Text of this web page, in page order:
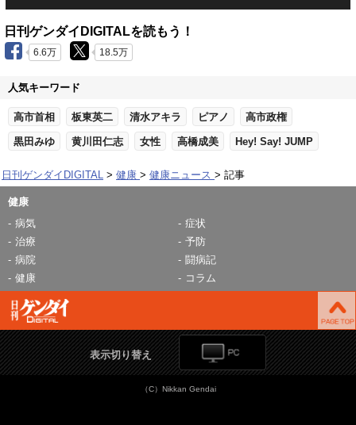
日刊ゲンダイDIGITALを読もう！
6.6万 18.5万
人気キーワード
高市首相 板東英二 清水アキラ ピアノ 高市政権
黒田みゆ 黄川田仁志 女性 高橋成美 Hey! Say! JUMP
日刊ゲンダイDIGITAL 健康 健康ニュース 記事
健康
病気
症状
治療
予防
病院
闘病記
健康
コラム
表示切り替え
（C）Nikkan Gendai